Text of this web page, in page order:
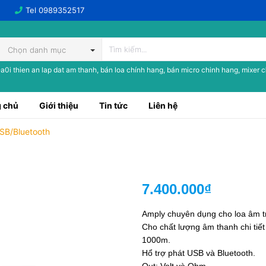
Tel 0989352517
Chọn danh mục
thien an lap dat am thanh, bán loa chính hang, bán micro chinh hang, mixer
chủ Giới thiệu Tin tức Liên hệ
Bluetooth
7.400.000₫
Amply chuyên dụng cho loa âm
Cho chất lượng âm thanh chi
1000m.
Hổ trợ phát USB và Bluetooth.